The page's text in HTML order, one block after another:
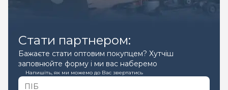
Стати партнером:
Бажаєте стати оптовим покупцем? Хутчіш
заповнюйте форму і ми вас наберемо
Напишіть, як ми можемо до Вас звертатись